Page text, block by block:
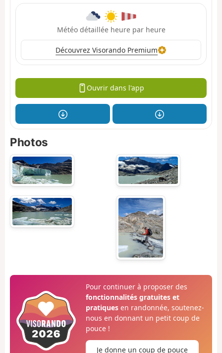
Météo détaillée heure par heure
Découvrez Visorando Premium
Ouvrir dans l'app
Photos
Pour continuer à proposer des
fonctionnalités gratuites et
pratiquesen randonnée, soutenez-
nous en donnant un petit coup de
pouce !
Je donne un coup de pouce